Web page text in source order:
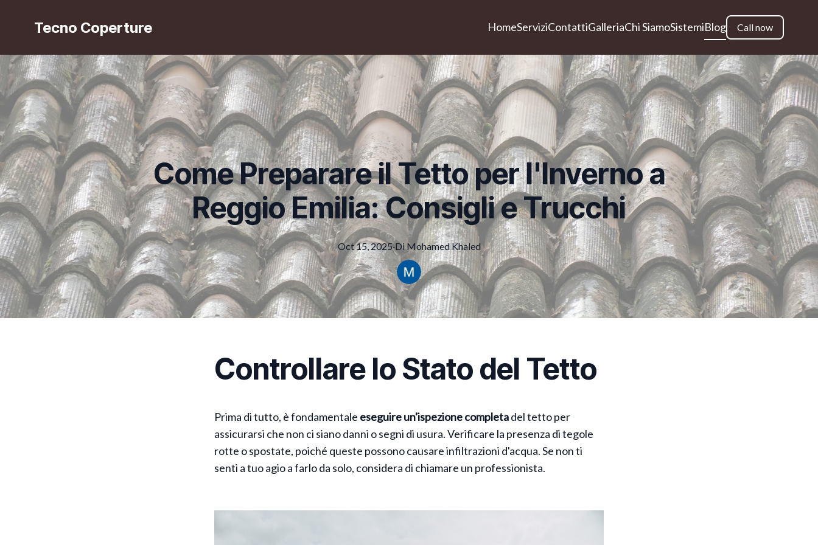
Tecno Coperture HomeServiziContattiGalleriaChi SiamoSistemiBlog Call now
Come Preparare il Tetto per l'Inverno a
Reggio Emilia: Consigli e Trucchi
Oct 15, 2025·DiMohamedKhaled
Controllare lo Stato del Tetto
Prima di tutto, è fondamentale eseguire un'ispezione completadel tetto per
assicurarsi che non ci siano danni o segni di usura. Verificare la presenza di tegole
rotte o spostate, poiché queste possono causare infiltrazioni d'acqua. Se non ti
senti a tuo agio a farlo da solo, considera di chiamare un professionista.